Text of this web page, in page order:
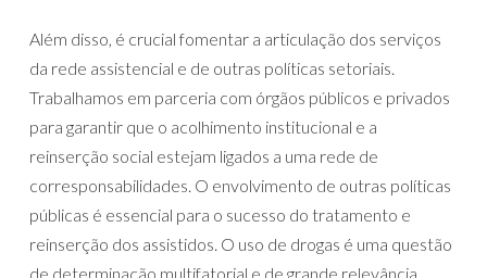
Além disso, é crucial fomentar a articulação dos serviços
da rede assistencial e de outras políticas setoriais.
Trabalhamos em parceria com órgãos públicos e privados
para garantir que o acolhimento institucional e a
reinserção social estejam ligados a uma rede de
corresponsabilidades. O envolvimento de outras políticas
públicas é essencial para o sucesso do tratamento e
reinserção dos assistidos. O uso de drogas é uma questão
de determinação multifatorial e de grande relevância